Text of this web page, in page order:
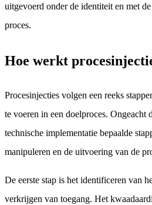
uitgevoerd onder de identiteit en met
proces.
Hoe werkt
Procesinjecties volgen een reeks
te voeren in een doelproces. Ongeacht
technische implementatie bepaalde
manipuleren en de uitvoering van de
De eerste stap is het identificeren van
verkrijgen van toegang. Het